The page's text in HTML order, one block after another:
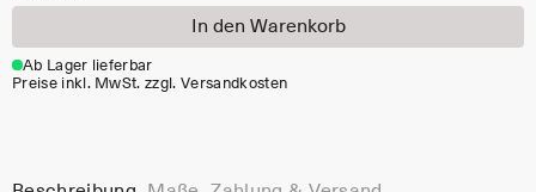
In den Warenkorb
Ab Lager lieferbar
Preise inkl. MwSt. zzgl. Versandkosten